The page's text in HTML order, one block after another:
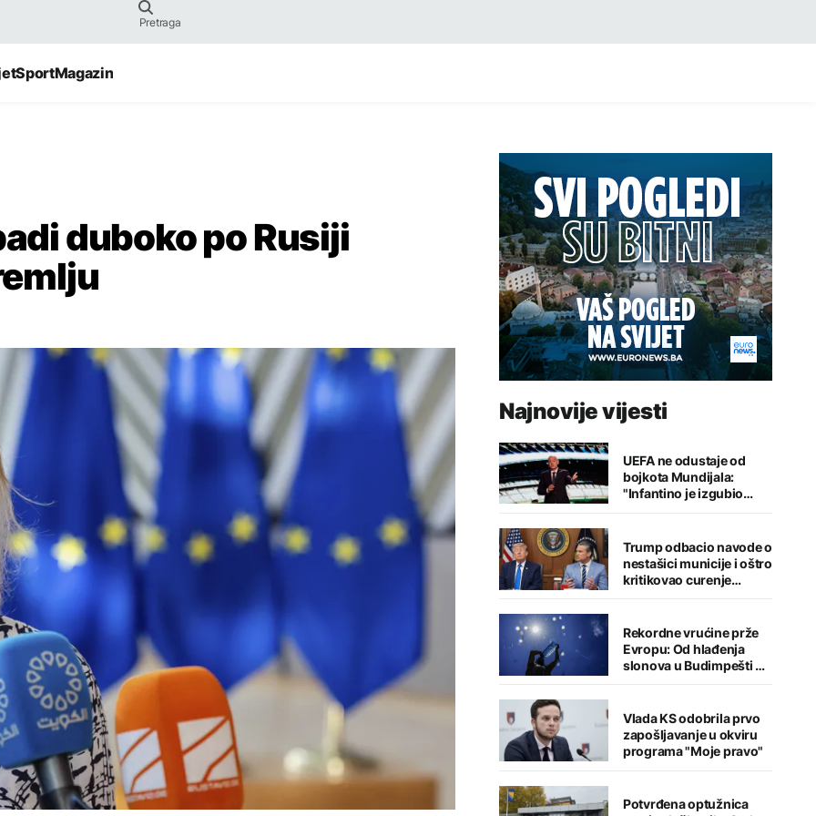
SportMagazin
duboko po Rusiji
Najnovije vijesti
UEFA ne odustaje od
bojkota Mundijala:
"Infantino je izgubio
kredibilitet"
Trump odbacio navode o
nestašici municije i oštro
kritikovao curenje
podataka
Rekordne vrućine prže
Evropu: Od hlađenja
slonova u Budimpešti do
rekorda u Austriji
Vlada KS odobrila prvo
zapošljavanje u okviru
programa "Moje pravo"
Potvrđena optužnica